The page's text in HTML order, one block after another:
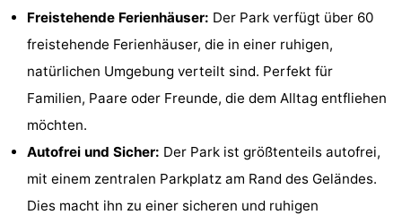
De
Zandput
Duinzicht
Joossesweg
Kustlicht
-
Meerpaal
Freistehende Ferienhäuser: Der Park verfügt über 60
freistehende Ferienhäuser, die in einer ruhigen,
natürlichen Umgebung verteilt sind. Perfekt für
Familien, Paare oder Freunde, die dem Alltag entfliehen
möchten.
Autofrei und Sicher: Der Park ist größtenteils autofrei,
mit einem zentralen Parkplatz am Rand des Geländes.
Dies macht ihn zu einer sicheren und ruhigen